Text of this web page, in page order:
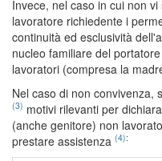
Invece, nel caso in cui non
lavoratore richiedente i
continuità ed esclusività
nucleo familiare del
lavoratori (compresa la
Nel caso di non convivenza,
(3) motivi rilevanti per
(anche genitore) non
prestare assistenza (4):